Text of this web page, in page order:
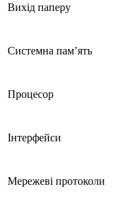
Вихід паперу
Системна пам’ять
Процесор
Інтерфейси
Мережеві протоколи